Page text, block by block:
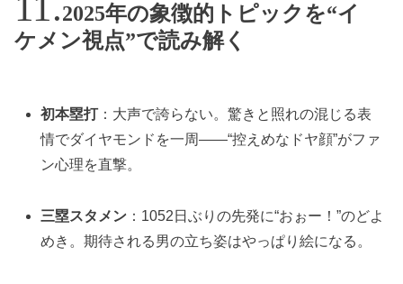
2025年の象徴的トピックを“イ
ケメン視点”で読み解く
初本塁打：大声で誇らない。驚きと照れの混じる表
情でダイヤモンドを一周——“控えめなドヤ顔”がファ
ン心理を直撃。
三塁スタメン ：1052日ぶりの先発に“おぉー！”のどよ
めき。期待される男の立ち姿はやっぱり絵になる。